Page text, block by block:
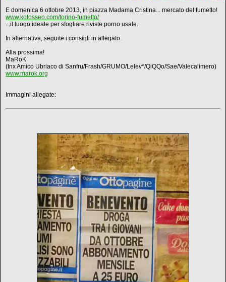
E domenica 6 ottobre 2013, in piazza Madama Cristina... mercato del fumetto!
www.kolosseo.com/torino-fumetto/
...il luogo ideale per sfogliare riviste porno usate.
In alternativa, seguite i consigli in allegato.
Alla prossima!
MaRoK
(tnx Amico Ubriaco di Sanfru/Frash/GRUMO/Lelev*/QiQQo/Sae/Valecalimero)
www.marok.org
Immagini allegate: